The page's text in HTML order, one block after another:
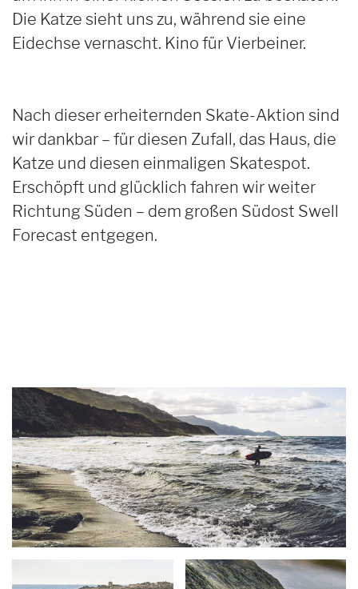
Die Katze sieht uns zu, während sie eine
Eidechse vernascht. Kino für Vierbeiner.
Nach dieser erheiternden Skate-Aktion sind
wir dankbar – für diesen Zufall, das Haus, die
Katze und diesen einmaligen Skatespot.
Erschöpft und glücklich fahren wir weiter
Richtung Süden – dem großen Südost Swell
Forecast entgegen.